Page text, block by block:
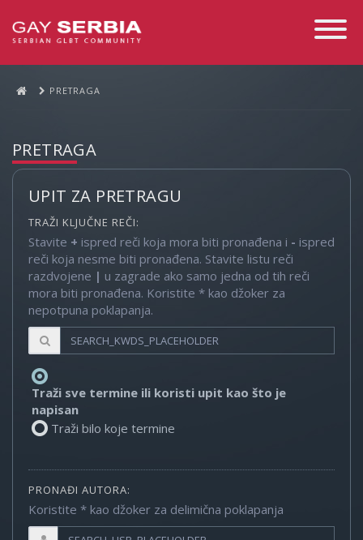
Toggle
PRETRAGA
PRETRAGA
UPIT ZA PRETRAGU
TRAŽI KLJUČNE REČI:
Stavite + ispred reči koja mora biti pronađena i - ispred
reči koja nesme biti pronađena. Stavite listu reči
razdvojene | u zagrade ako samo jedna od tih reči
mora biti pronađena. Koristite * kao džoker za
nepotpuna poklapanja.
Traži sve termine ili koristi upit kao što je
napisan
Traži bilo koje termine
PRONAĐI AUTORA:
Koristite * kao džoker za delimična poklapanja